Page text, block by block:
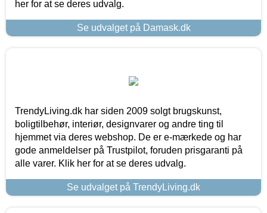
her for at se deres udvalg.
Se udvalget på Damask.dk
TrendyLiving.dk har siden 2009 solgt brugskunst,
boligtilbehør, interiør, designvarer og andre ting til
hjemmet via deres webshop. De er e-mærkede og har
gode anmeldelser på Trustpilot, foruden prisgaranti på
alle varer. Klik her for at se deres udvalg.
Se udvalget på TrendyLiving.dk